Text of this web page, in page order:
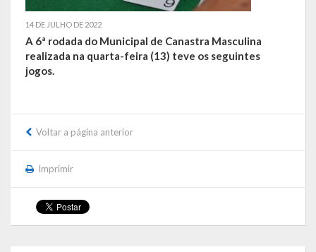
Legislação
Lei Municipal
RGF
14 DE JULHO DE 2022
A 6ª rodada do Municipal de Canastra Masculina
realizada na quarta-feira (13) teve os seguintes
jogos.
Voltar a página anterior
Imprimir